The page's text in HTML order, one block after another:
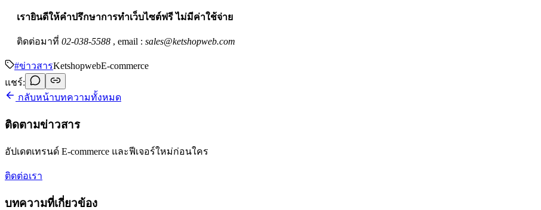
เรายินดีให้คำปรึกษาการทำเว็บไซต์ฟรี ไม่มีค่าใช้จ่าย
ติดต่อมาที่ 02-038-5588 , email : sales@ketshopweb.com
#ข่าวสารKetshopwebE-commerce
แชร์:
กลับหน้าบทความทั้งหมด
ติดตามข่าวสาร
อัปเดตเทรนด์ E-commerce และฟีเจอร์ใหม่ก่อนใคร
ติดต่อเรา
บทความที่เกี่ยวข้อง